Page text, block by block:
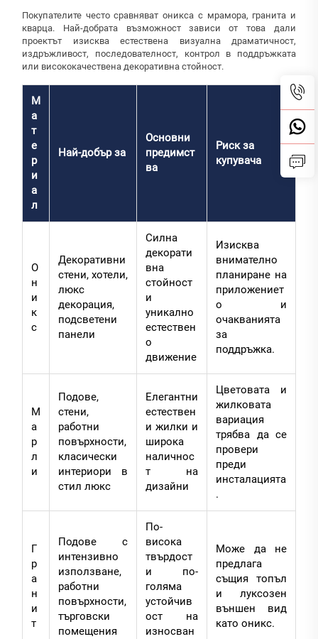
Покупателите често сравняват оникса с мрамора, гранита и
кварца. Най-добрата възможност зависи от това дали
проектът изисква естествена визуална драматичност,
издръжливост, последователност, контрол в поддръжката
или висококачествена декоративна стойност.
М
а
т
е
р
и
а
л
Най-добър за
Основни
предимст
ва
Риск за
купувача
О
н
и
к
с
Декоративни
стени, хотели,
люкс
декорация,
подсветени
панели
Силна
декорати
вна
стойност
и
уникално
естествен
о
движение
Изисква
внимателно
планиране на
приложениет
о и
очакванията
за
поддръжка.
М
а
р
л
и
Подове,
стени,
работни
повърхности,
класически
интериори в
стил люкс
Елегантни
естествен
и жилки и
широка
наличнос
т на
дизайни
Цветовата и
жилковата
вариация
трябва да се
провери
преди
инсталацията
.
Г
р
а
н
и
т
Подове с
интензивно
използване,
работни
повърхности,
търговски
помещения
По-
висока
твърдост
и по-
голяма
устойчив
ост на
износван
Може да не
предлага
същия топъл
и луксозен
външен вид
като оникс.